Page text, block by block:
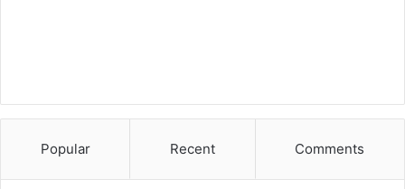
Popular Recent Comments